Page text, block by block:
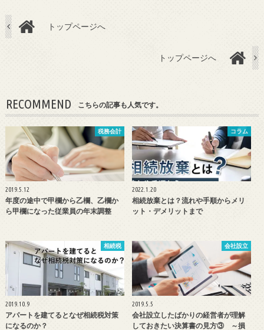
トップページへ
トップページへ
RECOMMEND こちらの記事も人気です。
税務会計
2019.5.12
年度の途中で甲欄から乙欄、乙欄か
ら甲欄になった従業員の年末調整
コラム
2022.1.20
相続放棄とは？流れや手順からメリ
ット・デメリットまで
相続税
2019.10.9
アパートを建てるとなぜ相続税対策
になるのか？
会社設立
2019.5.5
会社設立したばかりの経営者が理解
しておきたい決算書の見方③ ～損